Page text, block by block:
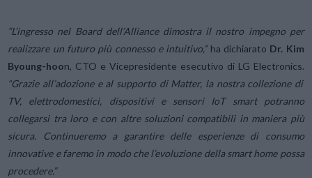
“L’ingresso nel Board dell’Alliance dimostra il nostro impegno per
realizzare un futuro più connesso e intuitivo,”ha dichiarato Dr. Kim
Byoung-hoon, CTO e Vicepresidente esecutivo di LG Electronics.
“Grazie all’adozione e al supporto di Matter, la nostra collezione di
TV, elettrodomestici, dispositivi e sensori IoT smart potranno
collegarsi tra loro e con altre soluzioni compatibili in maniera più
sicura. Continueremo a garantire delle esperienze di consumo
innovative e faremo in modo che l’evoluzione della smart home possa
procedere.”